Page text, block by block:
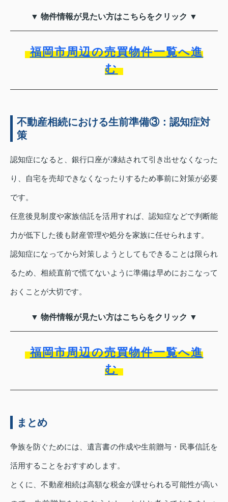
▼ 物件情報が見たい方はこちらをクリック ▼
福岡市周辺の売買物件一覧へ進
む
不動産相続における生前準備③：認知症対
策
認知症になると、銀行口座が凍結されて引き出せなくなった
り、自宅を売却できなくなったりするため事前に対策が必要
です。
任意後見制度や家族信託を活用すれば、認知症などで判断能
力が低下した後も財産管理や処分を家族に任せられます。
認知症になってから対策しようとしてもできることは限られ
るため、相続直前で慌てないように準備は早めにおこなって
おくことが大切です。
▼ 物件情報が見たい方はこちらをクリック ▼
福岡市周辺の売買物件一覧へ進
む
まとめ
争族を防ぐためには、遺言書の作成や生前贈与・民事信託を
活用することをおすすめします。
とくに、不動産相続は高額な税金が課せられる可能性が高い